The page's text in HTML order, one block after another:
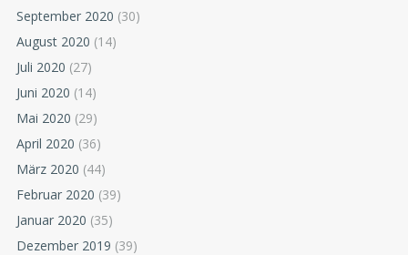
September 2020 (30)
August 2020 (14)
Juli 2020 (27)
Juni 2020 (14)
Mai 2020 (29)
April 2020 (36)
März 2020 (44)
Februar 2020 (39)
Januar 2020 (35)
Dezember 2019 (39)